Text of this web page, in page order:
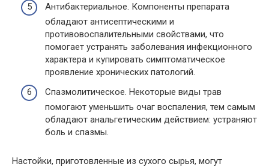
Антибактериальное. Компоненты препарата
обладают антисептическими и
противовоспалительными свойствами, что
помогает устранять заболевания инфекционного
характера и купировать симптоматическое
проявление хронических патологий.
Спазмолитическое. Некоторые виды трав
помогают уменьшить очаг воспаления, тем самым
обладают анальгетическим действием: устраняют
боль и спазмы.
Настойки, приготовленные из сухого сырья, могут